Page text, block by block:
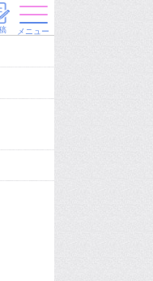
メニュー